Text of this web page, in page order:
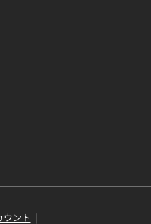
ウント